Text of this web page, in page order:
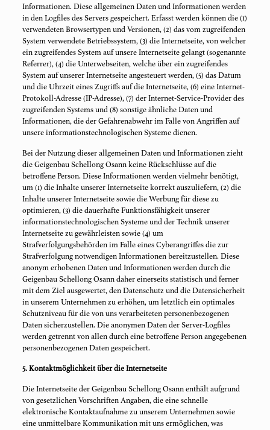
Informationen. Diese allgemeinen Daten und Informationen werden
in den Logfiles des Servers gespeichert. Erfasst werden können die (1)
verwendeten Browsertypen und Versionen, (2) das vom zugreifenden
System verwendete Betriebssystem, (3) die Internetseite, von welcher
ein zugreifendes System auf unsere Internetseite gelangt (sogenannte
Referrer), (4) die Unterwebseiten, welche über ein zugreifendes
System auf unserer Internetseite angesteuert werden, (5) das Datum
und die Uhrzeit eines Zugriffs auf die Internetseite, (6) eine Internet-
Protokoll-Adresse (IP-Adresse), (7) der Internet-Service-Provider des
zugreifenden Systems und (8) sonstige ähnliche Daten und
Informationen, die der Gefahrenabwehr im Falle von Angriffen auf
unsere informationstechnologischen Systeme dienen.
Bei der Nutzung dieser allgemeinen Daten und Informationen zieht
die Geigenbau Schellong Osann keine Rückschlüsse auf die
betroffene Person. Diese Informationen werden vielmehr benötigt,
um (1) die Inhalte unserer Internetseite korrekt auszuliefern, (2) die
Inhalte unserer Internetseite sowie die Werbung für diese zu
optimieren, (3) die dauerhafte Funktionsfähigkeit unserer
informationstechnologischen Systeme und der Technik unserer
Internetseite zu gewährleisten sowie (4) um
Strafverfolgungsbehörden im Falle eines Cyberangriffes die zur
Strafverfolgung notwendigen Informationen bereitzustellen. Diese
anonym erhobenen Daten und Informationen werden durch die
Geigenbau Schellong Osann daher einerseits statistisch und ferner
mit dem Ziel ausgewertet, den Datenschutz und die Datensicherheit
in unserem Unternehmen zu erhöhen, um letztlich ein optimales
Schutzniveau für die von uns verarbeiteten personenbezogenen
Daten sicherzustellen. Die anonymen Daten der Server-Logfiles
werden getrennt von allen durch eine betroffene Person angegebenen
personenbezogenen Daten gespeichert.
5. Kontaktmöglichkeit über die Internetseite
Die Internetseite der Geigenbau Schellong Osann enthält aufgrund
von gesetzlichen Vorschriften Angaben, die eine schnelle
elektronische Kontaktaufnahme zu unserem Unternehmen sowie
eine unmittelbare Kommunikation mit uns ermöglichen, was